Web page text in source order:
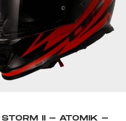
II - ATOMIK -